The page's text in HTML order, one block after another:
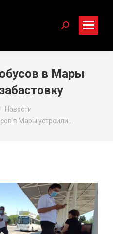
Search:
в Мары
Новости
в Мары устроили…